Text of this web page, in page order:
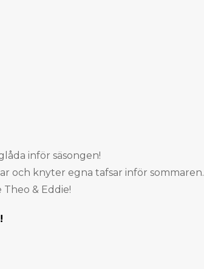
inför säsongen!
och knyter egna tafsar inför sommaren.
& Eddie!